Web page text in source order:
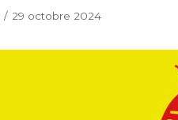
29 octobre 2024